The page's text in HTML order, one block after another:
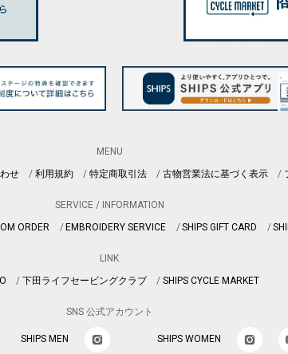
MENU
せ 利用規約 特定商取引法 古物営業法に基づく表示
SERVICE / INFORMATION
ORDER EMBROIDERY SERVICE SHIPS GIFT CARD
LINK
下田ライフセービングクラブ SHIPS CYCLE MARKET
SNS 公式アカウント
SHIPS MEN SHIPS WOMEN